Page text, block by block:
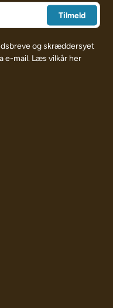
og skræddersyet
e-mail. Læs vilkår her